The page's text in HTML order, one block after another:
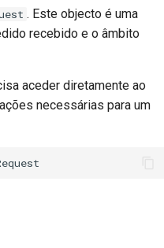
Descoberta da Aplicação
Directivas Personalizadas
Suporte de Shell
Handler
Interaction & Next Steps
OAuth2 with Password,
OAuth2 Scopes
jsonify
Responses
. Este objecto é uma
recebido e o âmbito
aceder diretamente ao
necessárias para um